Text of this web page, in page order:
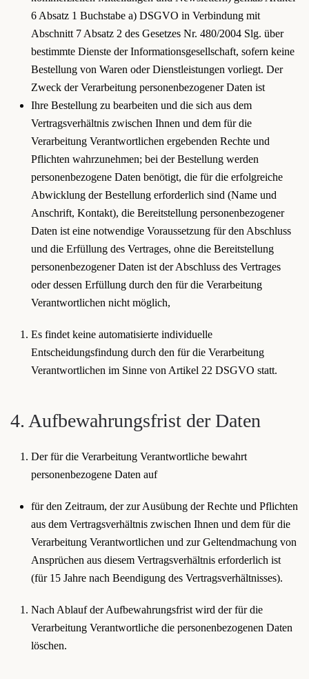
6 Absatz 1 Buchstabe a) DSGVO in Verbindung mit
Abschnitt 7 Absatz 2 des Gesetzes Nr. 480/2004 Slg. über
bestimmte Dienste der Informationsgesellschaft, sofern keine
Bestellung von Waren oder Dienstleistungen vorliegt. Der
Zweck der Verarbeitung personenbezogener Daten ist
Ihre Bestellung zu bearbeiten und die sich aus dem
Vertragsverhältnis zwischen Ihnen und dem für die
Verarbeitung Verantwortlichen ergebenden Rechte und
Pflichten wahrzunehmen; bei der Bestellung werden
personenbezogene Daten benötigt, die für die erfolgreiche
Abwicklung der Bestellung erforderlich sind (Name und
Anschrift, Kontakt), die Bereitstellung personenbezogener
Daten ist eine notwendige Voraussetzung für den Abschluss
und die Erfüllung des Vertrages, ohne die Bereitstellung
personenbezogener Daten ist der Abschluss des Vertrages
oder dessen Erfüllung durch den für die Verarbeitung
Verantwortlichen nicht möglich,
Es findet keine automatisierte individuelle
Entscheidungsfindung durch den für die Verarbeitung
Verantwortlichen im Sinne von Artikel 22 DSGVO statt.
4. Aufbewahrungsfrist der Daten
Der für die Verarbeitung Verantwortliche bewahrt
personenbezogene Daten auf
für den Zeitraum, der zur Ausübung der Rechte und Pflichten
aus dem Vertragsverhältnis zwischen Ihnen und dem für die
Verarbeitung Verantwortlichen und zur Geltendmachung von
Ansprüchen aus diesem Vertragsverhältnis erforderlich ist
(für 15 Jahre nach Beendigung des Vertragsverhältnisses).
Nach Ablauf der Aufbewahrungsfrist wird der für die
Verarbeitung Verantwortliche die personenbezogenen Daten
löschen.